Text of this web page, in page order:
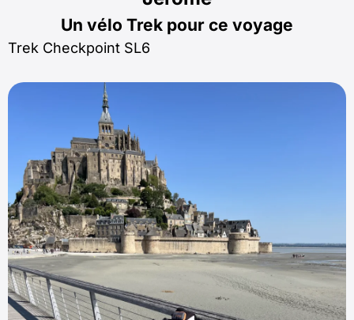
Un vélo Trek pour ce voyage
Trek Checkpoint SL6